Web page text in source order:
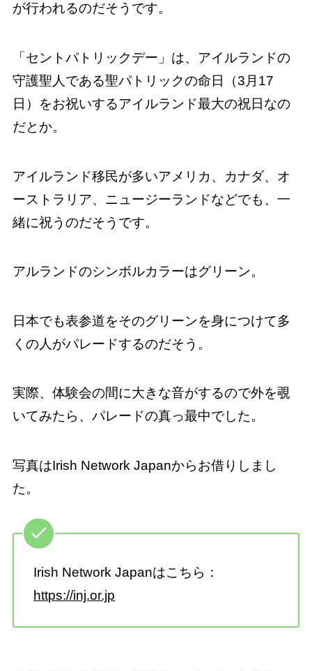
が行われるのだそうです。
「セントパトリックデー」は、アイルランドの
守護聖人である聖パトリックの命日（3月17
日）をお祝いするアイルランド最大の祝日なの
だとか。
アイルランド移民が多いアメリカ、カナダ、オ
ーストラリア、ニュージーランドなどでも、一
緒に祝うのだそうです。
アルランドのシンボルカラーはグリーン。
日本でも表参道をそのグリーンを身につけて多
くの人がパレードするのだそう。
実際、体験会の間に大きな音がするので外を覗
いてみたら、パレードの真っ最中でした。
写真はIrish Network Japanからお借りしまし
た。
Irish Network Japanはこちら：
https://inj.or.jp